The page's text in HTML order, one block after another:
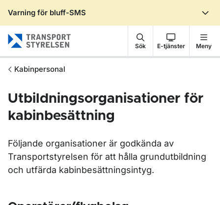
Varning för bluff-SMS
Sök E-tjänster Meny
Kabinpersonal
Utbildningsorganisationer för
kabinbesättning
Följande organisationer är godkända av
Transportstyrelsen för att hålla grundutbildning
och utfärda kabinbesättningsintyg.